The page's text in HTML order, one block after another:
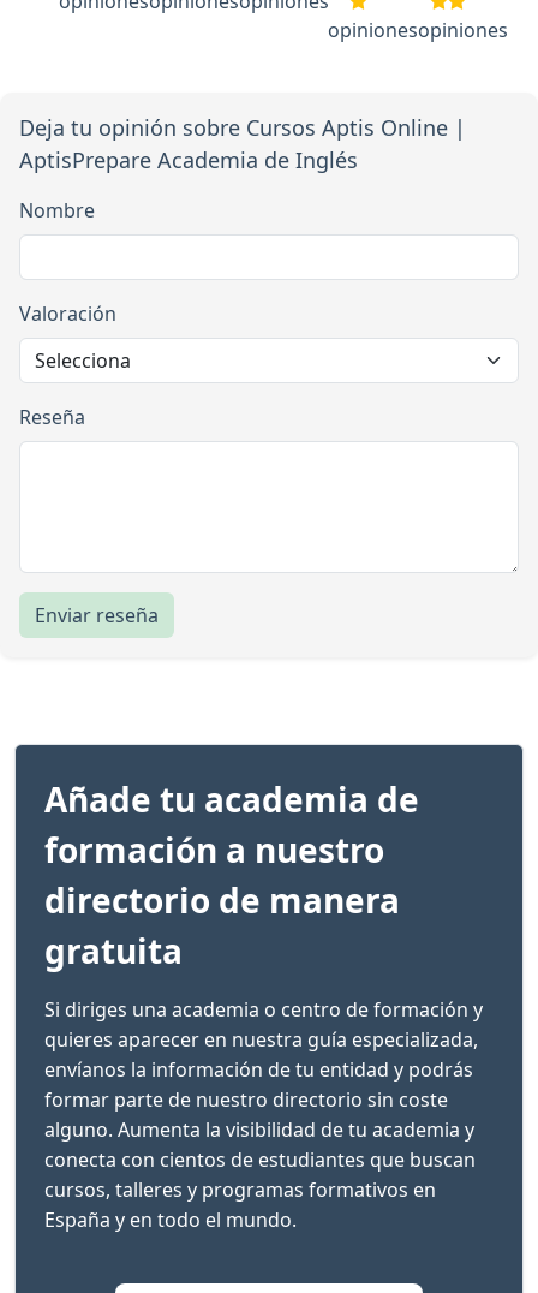
opinionesopiniones
Deja tu opinión sobre Cursos Aptis Online |
AptisPrepare Academia de Inglés
Nombre
Valoración
Reseña
Enviar reseña
Añade tu academia de
formación a nuestro
directorio de manera
gratuita
Si diriges una academia o centro de formación y
quieres aparecer en nuestra guía especializada,
envíanos la información de tu entidad y podrás
formar parte de nuestro directorio sin coste
alguno. Aumenta la visibilidad de tu academia y
conecta con cientos de estudiantes que buscan
cursos, talleres y programas formativos en
España y en todo el mundo.